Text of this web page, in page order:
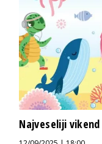
Najveseliji vikend